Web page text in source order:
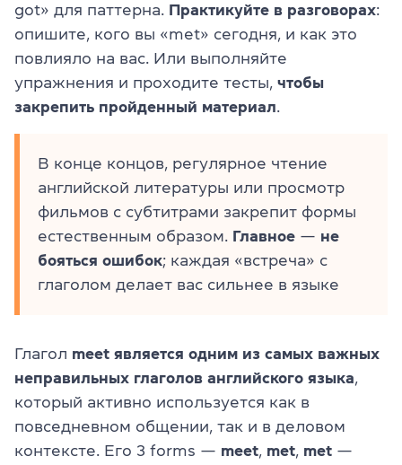
got» для паттерна. Практикуйте в разговорах:
опишите, кого вы «met» сегодня, и как это
повлияло на вас. Или выполняйте
упражнения и проходите тесты, чтобы
закрепить пройденный материал
В конце концов, регулярное чтение
английской литературы или просмотр
фильмов с субтитрами закрепит формы
естественным образом. Главное — не
бояться ошибок; каждая «встреча» с
глаголом делает вас сильнее в языке
Глагол meet является одним из самых важных
неправильных глаголов английского языка
который активно используется как в
повседневном общении, так и в деловом
контексте. Его 3 forms — meet met met —